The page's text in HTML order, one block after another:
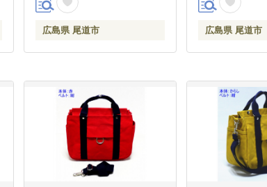
広島県 尾道市 広島県 尾道市